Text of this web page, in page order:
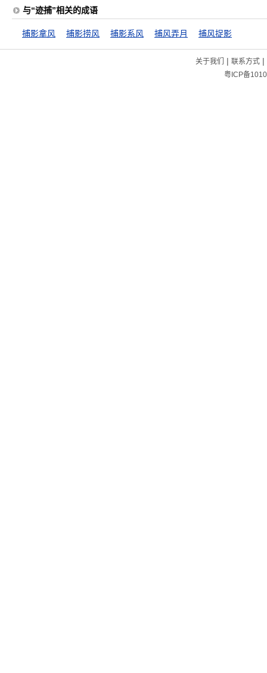
与“迹捕”相关的成语
捕影拿风 捕影捞风 捕影系风 捕风弄月 捕风捉影
关于我们 | 联系方式|
粤ICP备